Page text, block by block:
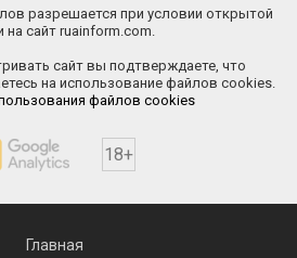
разрешается при условии открытой
на сайт ruainform.com.
сайт вы подтверждаете, что
на использование файлов cookies.
файлов cookies
18+
Главная